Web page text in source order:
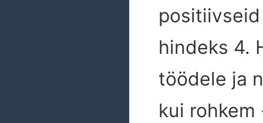
hindeks 4.
töödele ja
kui